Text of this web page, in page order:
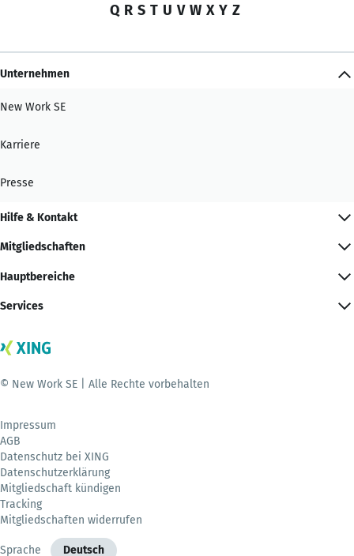
Q R S T U V W X Y Z
Unternehmen
New Work SE
Karriere
Presse
Hilfe & Kontakt
Mitgliedschaften
Hauptbereiche
Services
© New Work SE | Alle Rechte vorbehalten
Impressum
AGB
Datenschutz bei XING
Datenschutzerklärung
Mitgliedschaft kündigen
Tracking
Mitgliedschaften widerrufen
Sprache Deutsch